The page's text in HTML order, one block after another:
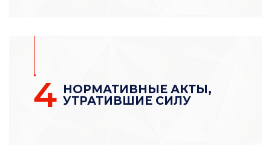
4 НОРМАТИВНЫЕ АКТЫ,
УТРАТИВШИЕ СИЛУ